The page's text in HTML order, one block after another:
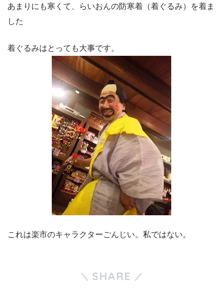
あまりにも寒くて、らいおんの防寒着（着ぐるみ）を着ま
した
着ぐるみはとっても大事です。
これは楽市のキャラクターごんじい。私ではない。
SHARE